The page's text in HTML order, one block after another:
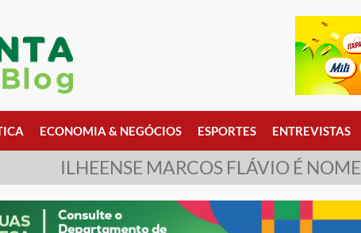
ECONOMIA & NEGÓCIOS ESPORTES ENTREVISTAS
ILHEENSE MARCOS FLÁVIO É